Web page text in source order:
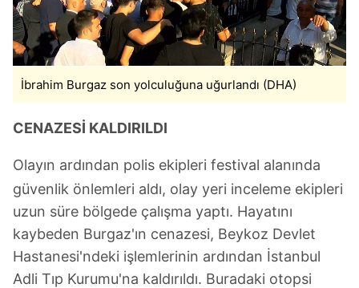
İbrahim Burgaz son yolculuğuna uğurlandı (DHA)
CENAZESİ KALDIRILDI
Olayın ardından polis ekipleri festival alanında
güvenlik önlemleri aldı, olay yeri inceleme ekipleri
uzun süre bölgede çalışma yaptı. Hayatını
kaybeden Burgaz'ın cenazesi, Beykoz Devlet
Hastanesi'ndeki işlemlerinin ardından İstanbul
Adli Tıp Kurumu'na kaldırıldı. Buradaki otopsi